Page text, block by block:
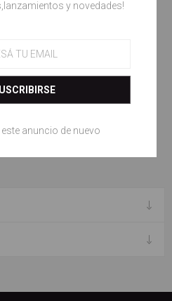
y novedades!
anuncio de nuevo